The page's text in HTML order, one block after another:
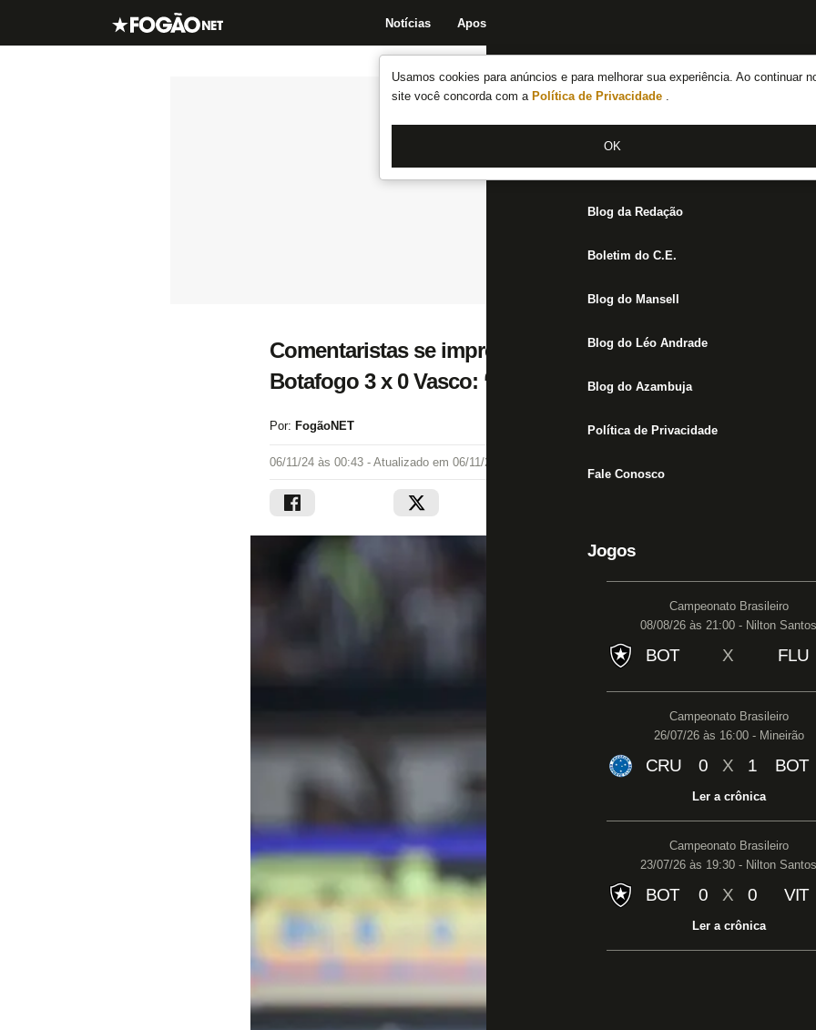
Usamos cookies para anúncios e para melhorar sua experiência. Ao continuar
site você concorda com a Política de Privacidade .
OK
Notícias Apostas
Notícias do Botafogo
Fórum
Jogos
Blog da Redação
Boletim do C.E.
Blog do Mansell
Blog do Léo Andrade
Blog do Azambuja
Política de Privacidade
Fale Conosco
Jogos
Campeonato Brasileiro
08/08/26 às 21:00 - Nilton Santos
BOT X FLU
Campeonato Brasileiro
26/07/26 às 16:00 - Mineirão
CRU 0 X 1 BOT
Ler a crônica
Campeonato Brasileiro
23/07/26 às 19:30 - Nilton Santos
BOT 0 X 0 VIT
Ler a crônica
Comentaristas se impressionam com gol de Luiz
Botafogo 3 x 0 Vasco: ‘Não lembramos de ter visto algo
Por: FogãoNET
06/11/24 às 00:43 - Atualizado em 06/11/24 às 01:05